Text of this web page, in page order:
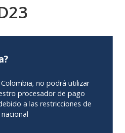
no podrá utilizar
procesador de pago
a las restricciones de